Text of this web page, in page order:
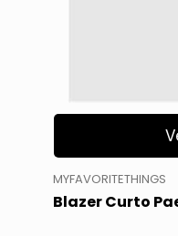
MYFAVORITETHINGS
Blazer Curto